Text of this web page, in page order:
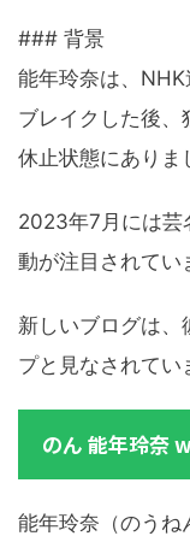
### 背景
能年玲奈は、
ブレイクした後、
休止状態にありま
2023年7月には芸
動が注目されてい
新しいブログは、
プと見なされてい
のん 能年玲奈
能年玲奈（のうね